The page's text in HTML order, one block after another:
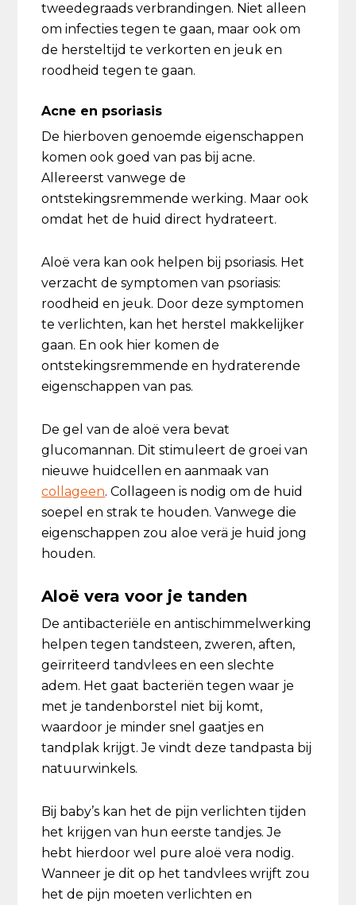
tweedegraads verbrandingen. Niet alleen
om infecties tegen te gaan, maar ook om
de hersteltijd te verkorten en jeuk en
roodheid tegen te gaan.
Acne en psoriasis
De hierboven genoemde eigenschappen
komen ook goed van pas bij acne.
Allereerst vanwege de
ontstekingsremmende werking. Maar ook
omdat het de huid direct hydrateert.
Aloë vera kan ook helpen bij psoriasis. Het
verzacht de symptomen van psoriasis:
roodheid en jeuk. Door deze symptomen
te verlichten, kan het herstel makkelijker
gaan. En ook hier komen de
ontstekingsremmende en hydraterende
eigenschappen van pas.
De gel van de aloë vera bevat
glucomannan. Dit stimuleert de groei van
nieuwe huidcellen en aanmaak van
collageen. Collageen is nodig om de huid
soepel en strak te houden. Vanwege die
eigenschappen zou aloe verä je huid jong
houden.
Aloë vera voor je tanden
De antibacteriële en antischimmelwerking
helpen tegen tandsteen, zweren, aften,
geïrriteerd tandvlees en een slechte
adem. Het gaat bacteriën tegen waar je
met je tandenborstel niet bij komt,
waardoor je minder snel gaatjes en
tandplak krijgt. Je vindt deze tandpasta bij
natuurwinkels.
Bij baby’s kan het de pijn verlichten tijden
het krijgen van hun eerste tandjes. Je
hebt hierdoor wel pure aloë vera nodig.
Wanneer je dit op het tandvlees wrijft zou
het de pijn moeten verlichten en